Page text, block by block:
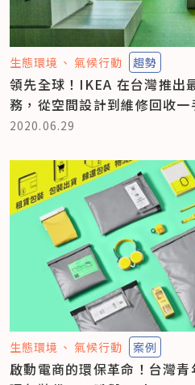
生態環境 氣候行動 趨勢
領先全球！IKEA 在台灣推出
務，從空間設計到維修回收一
2020.06.29
生態環境 氣候行動 案例
啟動電商的環保革命！台灣